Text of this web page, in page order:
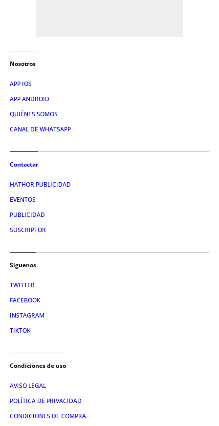
Nosotros
APP IOS
APP ANDROID
QUIÉNES SOMOS
CANAL DE WHATSAPP
Contactar
HATHOR PUBLICIDAD
EVENTOS
PUBLICIDAD
SUSCRIPTOR
Síguenos
TWITTER
FACEBOOK
INSTAGRAM
TIKTOK
Condiciones de uso
AVISO LEGAL
POLÍTICA DE PRIVACIDAD
CONDICIONES DE COMPRA